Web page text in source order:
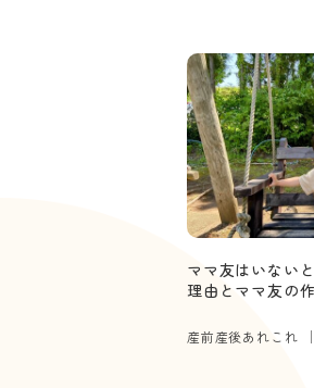
ママ友はいない
理由とママ友の
産前産後あれこれ